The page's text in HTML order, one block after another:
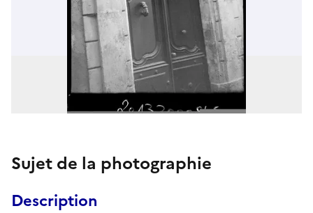
Sujet de la photographie
Description